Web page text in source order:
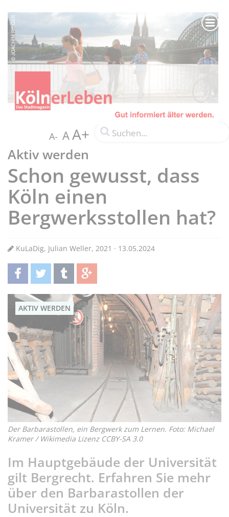
A- AA+
Aktiv werden
Schon gewusst, dass
Köln einen
Bergwerksstollen hat?
KuLaDig, Julian Weller, 2021 · 13.05.2024
teilentwittern teilen teilen
AKTIV WERDEN
Der Barbarastollen, ein Bergwerk zum Lernen. Foto: Michael
Kramer / Wikimedia Lizenz CCBY-SA 3.0
Im Hauptgebäude der Universität
gilt Bergrecht. Erfahren Sie mehr
über den Barbarastollen der
Universität zu Köln.